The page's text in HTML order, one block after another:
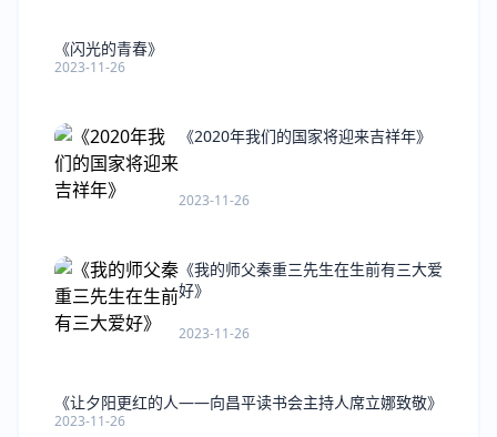
《闪光的青春》
2023-11-26
《2020年我们的国家将迎来吉祥年》
2023-11-26
《我的师父秦重三先生在生前有三大爱
好》
2023-11-26
《让夕阳更红的人――向昌平读书会主持人席立娜致敬》
2023-11-26